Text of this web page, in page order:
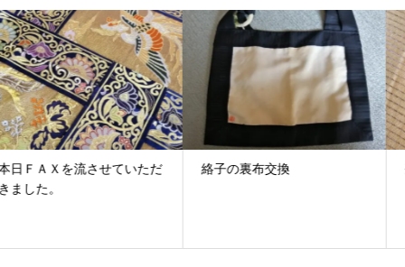
絡子の裏布交換 袈裟のしみ抜き